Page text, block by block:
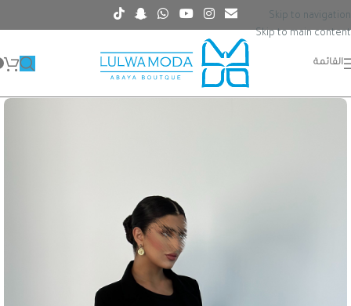
Skip to navigation
Skip to main content
القائمة